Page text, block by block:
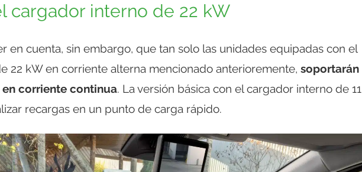
cargador interno de 22 kW
en cuenta, sin embargo, que tan solo las unidades equipadas con el
22 kW en corriente alterna mencionado anterioremente, soportarán
corriente continua. La versión básica con el cargador interno de 11
recargas en un punto de carga rápido.